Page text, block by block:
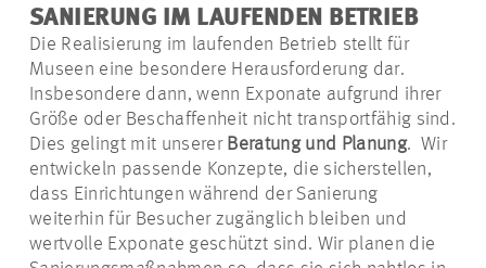
SANIERUNG IM LAUFENDEN BETRIEB
Die Realisierung im laufenden Betrieb stellt für
Museen eine besondere Herausforderung dar.
Insbesondere dann, wenn Exponate aufgrund ihrer
Größe oder Beschaffenheit nicht transportfähig sind.
Dies gelingt mit unserer Beratung und Planung. Wir
entwickeln passende Konzepte, die sicherstellen,
dass Einrichtungen während der Sanierung
weiterhin für Besucher zugänglich bleiben und
wertvolle Exponate geschützt sind. Wir planen die